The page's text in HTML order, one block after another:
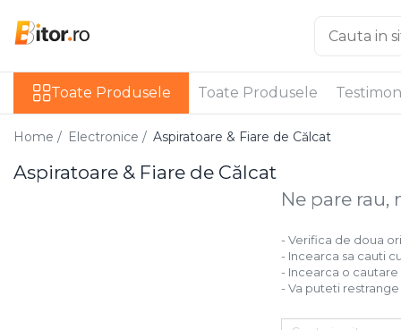
Laptop , PC, Tablete
Laptop-uri
Laptop-uri Gaming
Laptop-uri Workstation
Toate Produsele Toate Produsele
Home / Electronice / Aspiratoare & Fiare de Călcat
Aspiratoare & Fiare de Călcat
Ne pare rau,
- Verifica de doua
- Incearca sa cauti
- Incearca o
- Va puteti